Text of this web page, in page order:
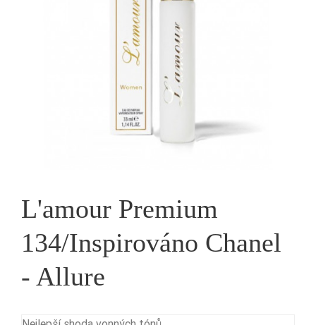
L'amour Premium
134/Inspirováno Chanel
- Allure